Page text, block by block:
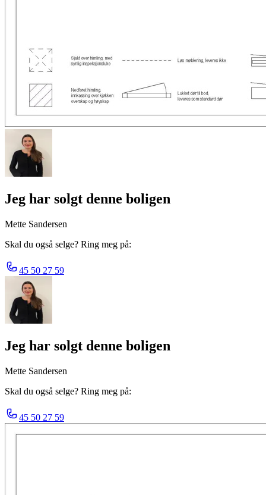
Jeg har solgt denne boligen
Mette Sandersen
Skal du også selge? Ring meg på:
45 50 27 59
Jeg har solgt denne boligen
Mette Sandersen
Skal du også selge? Ring meg på:
45 50 27 59